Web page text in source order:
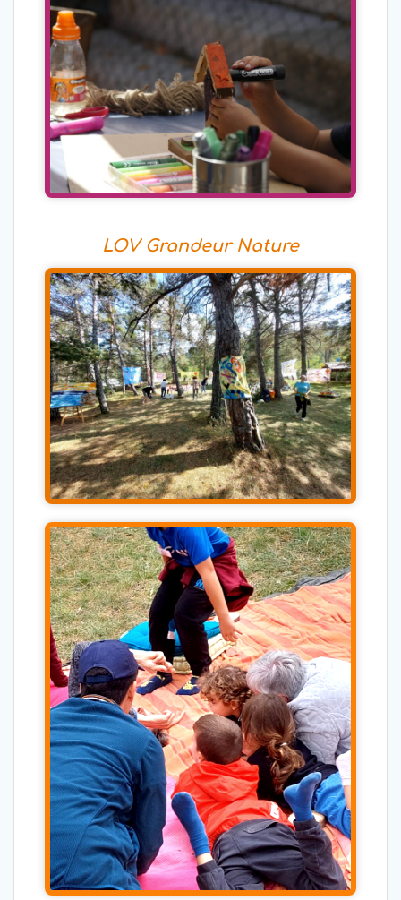
LOV Grandeur Nature